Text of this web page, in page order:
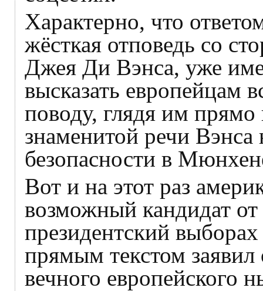
Характерно, что
жёсткая отповедь со
Джея Ди Вэнса, уже
высказать европейцам
поводу, глядя им прямо
знаменитой речи
безопасности в
Вот и на этот раз
возможный кандидат
президентский
прямым текстом
вечного европейского